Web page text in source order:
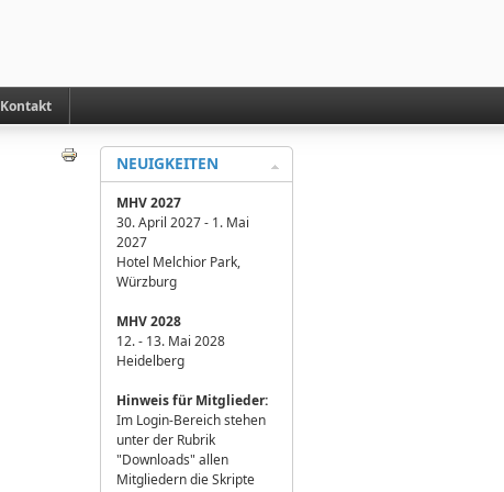
Kontakt
NEUIGKEITEN
MHV 2027
30. April 2027 - 1. Mai
2027
Hotel Melchior Park,
Würzburg
MHV 2028
12. - 13. Mai 2028
Heidelberg
Hinweis für Mitglieder:
Im Login-Bereich stehen
unter der Rubrik
"Downloads" allen
Mitgliedern die Skripte